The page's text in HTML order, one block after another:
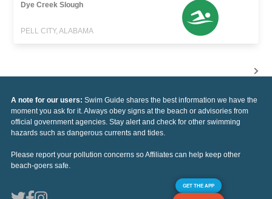
Dye Creek Slough
PELL CITY, ALABAMA
A note for our users: Swim Guide shares the best information we have the
moment you ask for it. Always obey signs at the beach or advisories from
official government agencies. Stay alert and check for other swimming
hazards such as dangerous currents and tides.
Please report your pollution concerns so Affiliates can help keep other
beach-goers safe.
GET THE APP